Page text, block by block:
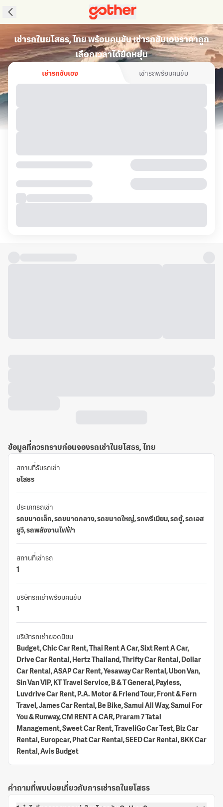
เช่ารถในยโสธร, ไทย พร้อมคนขับ เช่ารถขับเองราคาถูก
เลือกเวลาได้ยืดหยุ่น
เช่ารถขับเอง เช่ารถพร้อมคนขับ
ข้อมูลที่ควรทราบก่อนจองรถเช่าในยโสธร, ไทย
สถานที่รับรถเช่า
ยโสธร
ประเภทรถเช่า
รถขนาดเล็ก, รถขนาดกลาง, รถขนาดใหญ่, รถพรีเมียม, รถตู้, รถเอส
ยูวี, รถพลังงานไฟฟ้า
สถานที่เช่ารถ
1
บริษัทรถเช่าพร้อมคนขับ
1
บริษัทรถเช่ายอดนิยม
Budget, Chic Car Rent, Thai Rent A Car, Sixt Rent A Car,
Drive Car Rental, Hertz Thailand, Thrifty Car Rental, Dollar
Car Rental, ASAP Car Rent, Yesaway Car Rental, Ubon Van,
Sin Van VIP, KT Travel Service, B & T General, Payless,
Luvdrive Car Rent, P.A. Motor & Friend Tour, Front & Fern
Travel, James Car Rental, Be Bike, Samui All Way, Samui For
You & Runway, CM RENT A CAR, Praram 7 Tatal
Management, Sweet Car Rent, TraveliGo Car Test, Biz Car
Rental, Europcar, Phat Car Rental, SEED Car Rental, BKK Car
Rental, Avis Budget
คำถามที่พบบ่อยเกี่ยวกับการเช่ารถในยโสธร